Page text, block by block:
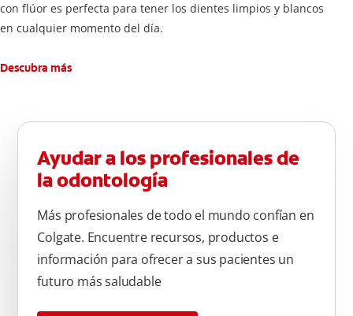
con flúor es perfecta para tener los dientes limpios y blancos
en cualquier momento del día.
Descubra más
Ayudar a los profesionales de
la odontología
Más profesionales de todo el mundo confían en
Colgate. Encuentre recursos, productos e
información para ofrecer a sus pacientes un
futuro más saludable